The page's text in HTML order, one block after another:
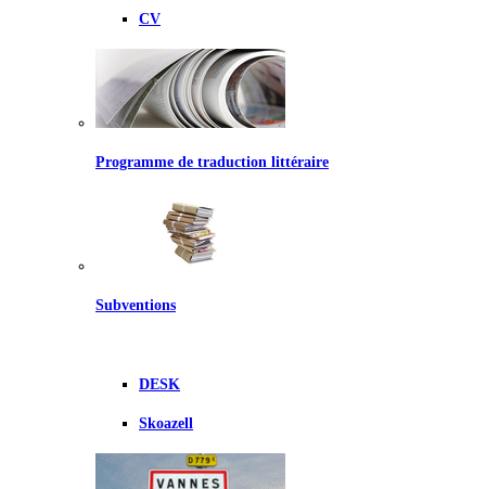
CV
Programme de traduction littéraire
Subventions
DESK
Skoazell